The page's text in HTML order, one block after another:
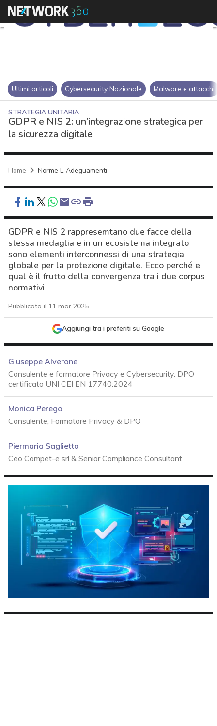
Ultimi articoli Cybersecurity Nazionale Malware e attacchi
STRATEGIA UNITARIA
GDPR e NIS 2: un’integrazione strategica per
la sicurezza digitale
Home Norme E Adeguamenti
GDPR e NIS 2 rappresemtano due facce della
stessa medaglia e in un ecosistema integrato
sono elementi interconnessi di una strategia
globale per la protezione digitale. Ecco perché e
qual è il frutto della convergenza tra i due corpus
normativi
Pubblicato il 11 mar 2025
Aggiungi tra i preferiti su Google
Giuseppe Alverone
Consulente e formatore Privacy e Cybersecurity. DPO
certificato UNI CEI EN 17740:2024
Monica Perego
Consulente, Formatore Privacy & DPO
Piermaria Saglietto
Ceo Compet-e srl & Senior Compliance Consultant